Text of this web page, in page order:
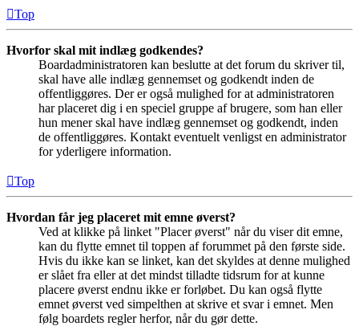
Top
Hvorfor skal mit indlæg godkendes?
Boardadministratoren kan beslutte at det forum du skriver til,
skal have alle indlæg gennemset og godkendt inden de
offentliggøres. Der er også mulighed for at administratoren
har placeret dig i en speciel gruppe af brugere, som han eller
hun mener skal have indlæg gennemset og godkendt, inden
de offentliggøres. Kontakt eventuelt venligst en administrator
for yderligere information.
Top
Hvordan får jeg placeret mit emne øverst?
Ved at klikke på linket "Placer øverst" når du viser dit emne,
kan du flytte emnet til toppen af forummet på den første side.
Hvis du ikke kan se linket, kan det skyldes at denne mulighed
er slået fra eller at det mindst tilladte tidsrum for at kunne
placere øverst endnu ikke er forløbet. Du kan også flytte
emnet øverst ved simpelthen at skrive et svar i emnet. Men
følg boardets regler herfor, når du gør dette.